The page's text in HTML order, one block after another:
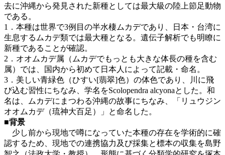
去に沖縄から発見された新種としては最大級の陸上節足動物
である。
1．本種は世界で3例目の半水棲ムカデであり、日本・台湾に
生息するムカデ類では最大種となる。遺伝子解析でも明瞭に
新種であることが確認。
2．オオムカデ属（ムカデでもっとも大きな体長の種を含む
属）では、国内から初めて日本人によって記載・命名。
3．美しい青緑色（ひすい[翡翠]色）の体色であり、川に飛
び込む習性にちなみ、学名をScolopendra alcyonaとした。和
名は、ムカデにまつわる沖縄の故事にちなみ、「リュウジン
オオムカデ（琉神大百足）」と命名した。
■背景
少し前から現地で噂になっていた本種の存在を学術的に確
認するため、現地での連携協力及び採集と標本の収集を島野